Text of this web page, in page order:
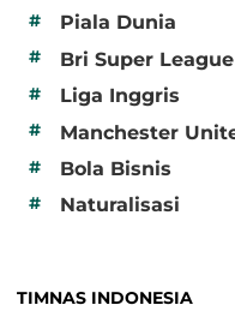
# Piala Dunia
# Bri Super League
# Liga Inggris
# Manchester
# Bola Bisnis
# Naturalisasi
TIMNAS INDONESIA